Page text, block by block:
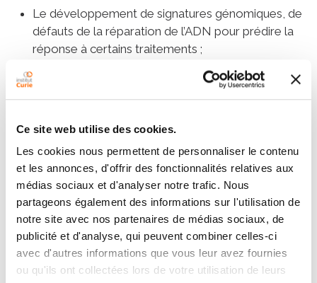
Ce site web utilise des cookies.
Les cookies nous permettent de personnaliser le contenu
et les annonces, d'offrir des fonctionnalités relatives aux
médias sociaux et d'analyser notre trafic. Nous
partageons également des informations sur l'utilisation de
notre site avec nos partenaires de médias sociaux, de
publicité et d'analyse, qui peuvent combiner celles-ci
avec d'autres informations que vous leur avez fournies
ou qu'ils ont collectées lors de votre utilisation de leurs
Le développement de signatures génomiques, de
défauts de la réparation de l’ADN pour prédire la
réponse à certains traitements ;
L’étude du rôle des microenvironnements
tumoraux dans ces cancers (sur les cellules
Plus de contenu
Définition
Symptômes et diagnostic
Traitements